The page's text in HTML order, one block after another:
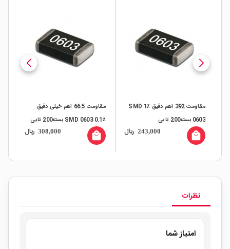
مقاومت 392 اهم دقیق ٪1 SMD
0603 بسته200 تایی
243,000 ریال local_mall
مقاومت 66.5 اهم خیلی دقیق
٪0.1 SMD 0603 بسته200 تایی
308,000 ریال local_mall
نظرات
امتیاز شما